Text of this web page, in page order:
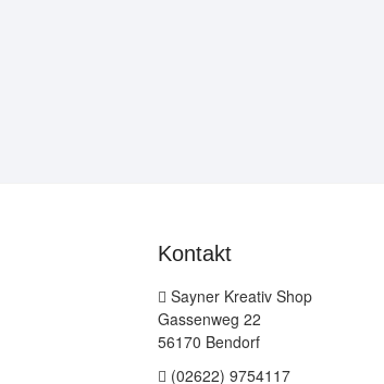
Kontakt
Sayner Kreativ Shop
Gassenweg 22
56170 Bendorf
(02622) 9754117